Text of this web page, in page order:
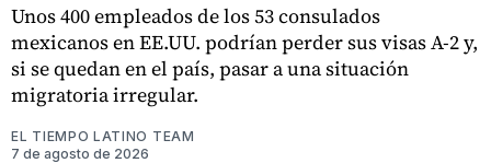
Unos 400 empleados de los 53 consulados
mexicanos en EE.UU. podrían perder sus visas A-2 y,
si se quedan en el país, pasar a una situación
migratoria irregular.
EL TIEMPO LATINO TEAM
7 de agosto de 2026